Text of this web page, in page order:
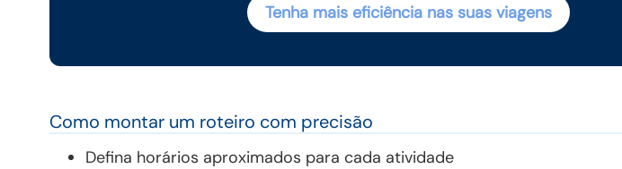
Tenha mais eficiência nas suas viagens
Como montar um roteiro com precisão
Defina horários aproximados para cada atividade